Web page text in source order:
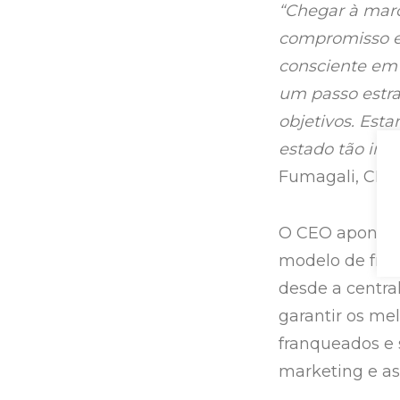
“Chegar à
compromisso
consciente
um passo
objetivos.
estado tão
Fumagali,
O CEO aponta
modelo de
desde a
garantir os
franqueados e
marketing e